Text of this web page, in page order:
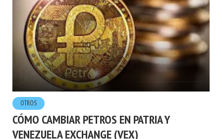
OTROS
CÓMO CAMBIAR PETROS EN PATRIA Y
VENEZUELA EXCHANGE (VEX)